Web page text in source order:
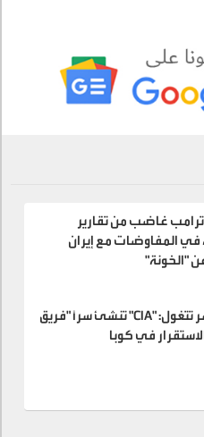
ترامب غاضب من تقارير
المفاوضات مع إيران
"الخونة"
امبراطورية الشر تتغول: "CIA" تنشئ سراً "فريق
في كوبا